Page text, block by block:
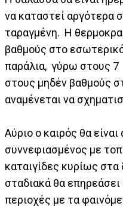
να καταστεί αργότερα
ταραγμένη. Η
βαθμούς στο
παράλια, γύρω στους 7
στους μηδέν βαθμούς
αναμένεται να
Αύριο ο καιρός θα
συννεφιασμένος με
καταιγίδες κυρίως στα
σταδιακά θα επηρεάσει
περιοχές με τα